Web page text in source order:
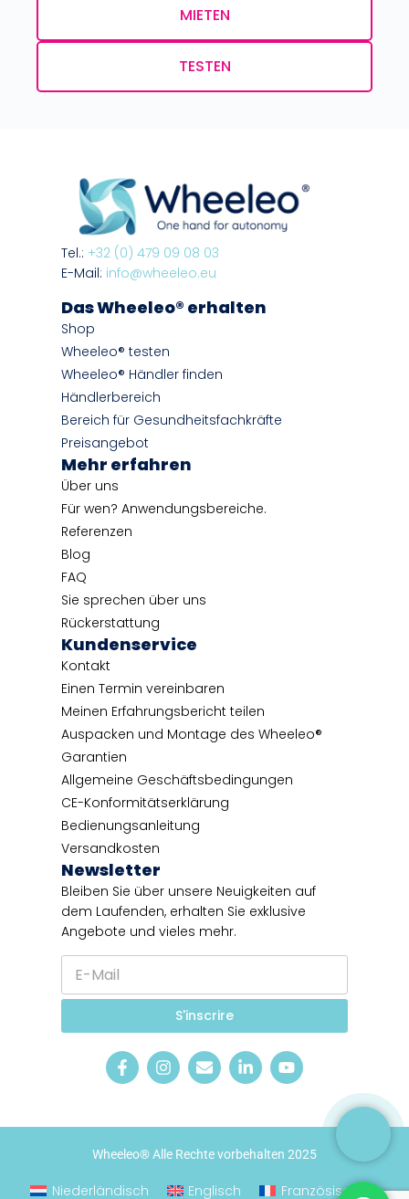
MIETEN
TESTEN
Tel.: +32 (0) 479 09 08 03
E-Mail: info@wheeleo.eu
Das Wheeleo® erhalten
Shop
Wheeleo® testen
Wheeleo® Händler finden
Händlerbereich
Bereich für Gesundheitsfachkräfte
Preisangebot
Mehr erfahren
Über uns
Für wen? Anwendungsbereiche.
Referenzen
Blog
FAQ
Sie sprechen über uns
Rückerstattung
Kundenservice
Kontakt
Einen Termin vereinbaren
Meinen Erfahrungsbericht teilen
Auspacken und Montage des Wheeleo®
Garantien
Allgemeine Geschäftsbedingungen
CE-Konformitätserklärung
Bedienungsanleitung
Versandkosten
Newsletter
Bleiben Sie über unsere Neuigkeiten auf
dem Laufenden, erhalten Sie exklusive
Angebote und vieles mehr.
E
M
l
E
M
S'inscrire
Wheeleo® Alle Rechte vorbehalten 2025
Niederländisch Englisch Französisch